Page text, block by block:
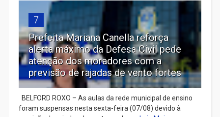
7
Prefeita Mariana Canella reforça
alerta máximo da Defesa Civil pede
atenção dos moradores com a
previsão de rajadas de vento fortes
BELFORD ROXO – As aulas da rede municipal de ensino
foram suspensas nesta sexta-feira (07/08) devido à